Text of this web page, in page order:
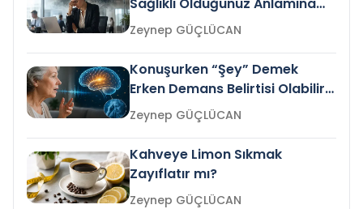
Gelir mi?Zeynep GÜÇLÜCAN
Konuşurken “Şey” Demek
Erken Demans Belirtisi Olabilir
mi?
Zeynep GÜÇLÜCAN
Kahveye Limon Sıkmak
Zayıflatır mı?
Zeynep GÜÇLÜCAN